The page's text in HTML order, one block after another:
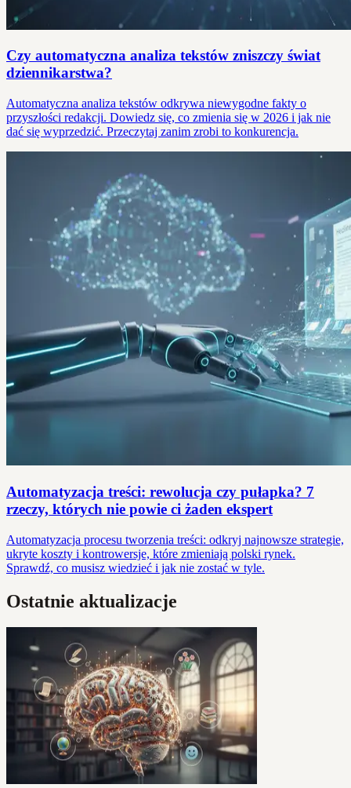
Czy automatyczna analiza tekstów zniszczy świat
dziennikarstwa?
Automatyczna analiza tekstów odkrywa niewygodne fakty o
przyszłości redakcji. Dowiedz się, co zmienia się w 2026 i jak nie
dać się wyprzedzić. Przeczytaj zanim zrobi to konkurencja.
Automatyzacja treści: rewolucja czy pułapka? 7
rzeczy, których nie powie ci żaden ekspert
Automatyzacja procesu tworzenia treści: odkryj najnowsze strategie,
ukryte koszty i kontrowersje, które zmieniają polski rynek.
Sprawdź, co musisz wiedzieć i jak nie zostać w tyle.
Ostatnie aktualizacje